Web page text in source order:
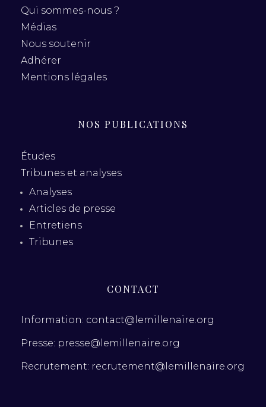
Qui sommes-nous ?
Médias
Nous soutenir
Adhérer
Mentions légales
NOS PUBLICATIONS
Études
Tribunes et analyses
Analyses
Articles de presse
Entretiens
Tribunes
CONTACT
Information: contact@lemillenaire.org
Presse: presse@lemillenaire.org
Recrutement: recrutement@lemillenaire.org